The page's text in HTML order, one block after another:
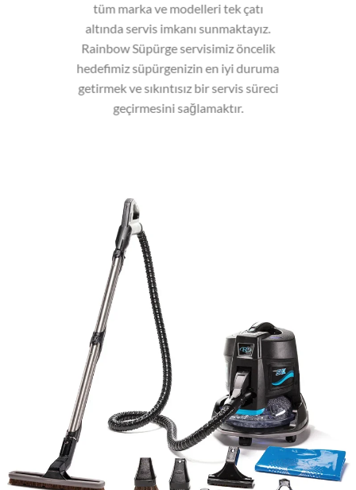
tüm marka ve modelleri tek çatı
altında servis imkanı sunmaktayız.
Rainbow Süpürge servisimiz öncelik
hedefimiz süpürgenizin en iyi duruma
getirmek ve sıkıntısız bir servis süreci
geçirmesini sağlamaktır.